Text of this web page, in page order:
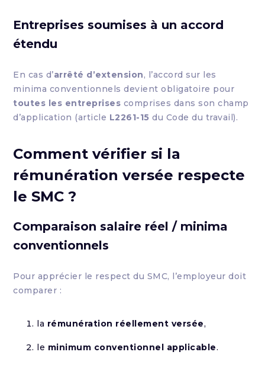
Entreprises soumises à un accord
étendu
En cas d’arrêté d’extension, l’accord sur les
minima conventionnels devient obligatoire pour
toutes les entreprises comprises dans son champ
d’application (article L2261-15 du Code du travail).
Comment vérifier si la
rémunération versée respecte
le SMC ?
Comparaison salaire réel / minima
conventionnels
Pour apprécier le respect du SMC, l’employeur doit
comparer :
la rémunération réellement versée,
le minimum conventionnel applicable.